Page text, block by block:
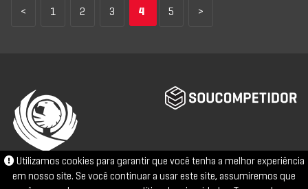
< 1 2 3 4 5 >
Utilizamos cookies para garantir que você tenha a melhor experiência
em nosso site. Se você continuar a usar este site, assumiremos que